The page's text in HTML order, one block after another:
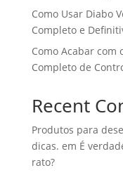
Como Usar Diabo
Completo e
Como Acabar com
Completo de
Recent
Produtos para
dicas. em É
rato?